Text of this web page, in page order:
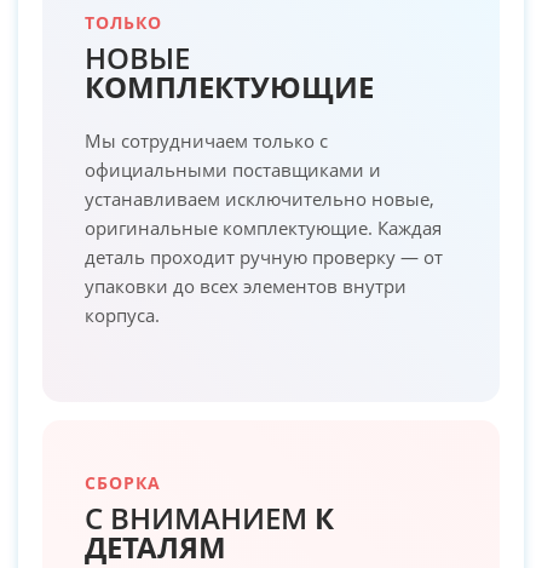
ТОЛЬКО
НОВЫЕ
КОМПЛЕКТУЮЩИЕ
Мы сотрудничаем только с
официальными поставщиками и
устанавливаем исключительно новые,
оригинальные комплектующие. Каждая
деталь проходит ручную проверку — от
упаковки до всех элементов внутри
корпуса.
СБОРКА
С ВНИМАНИЕМ К
ДЕТАЛЯМ